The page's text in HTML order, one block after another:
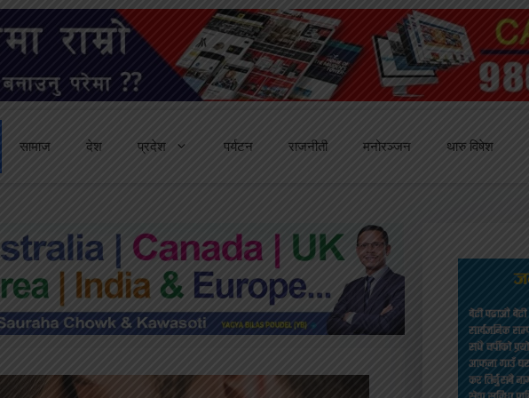
सामाज देश प्रदेश पर्यटन राजनीती मनोरञ्जन थारु विषेश